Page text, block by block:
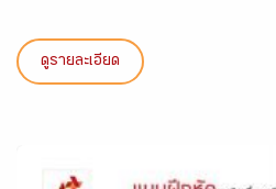
ดูรายละเอียด